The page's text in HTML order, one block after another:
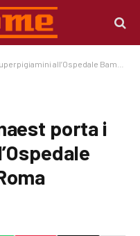
all’Ospedale Bambino Gesù di Roma
porta i